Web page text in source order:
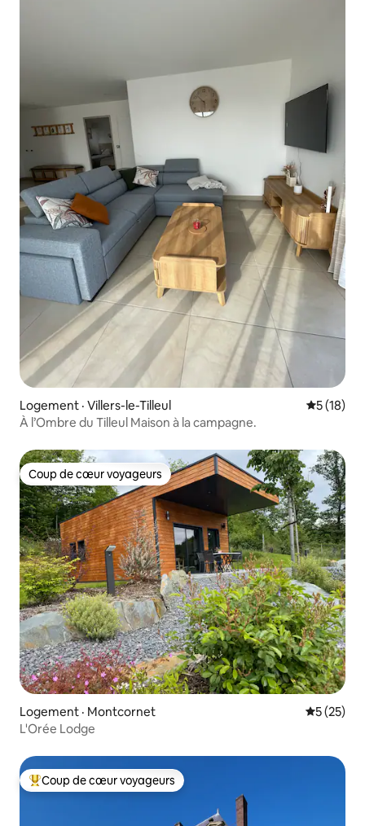
Logement · Villers-le-Tilleul Note
5 (18)
À l’Ombre du Tilleul Maison à la campagne.
Coup de cœur voyageurs
Coup de cœur voyageurs
Logement · Montcornet Note
5 (25)
L'Orée Lodge
Coup de cœur voyageurs parmi les plus aimés
Coup de cœur voyageurs